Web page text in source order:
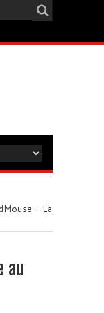
– La
au